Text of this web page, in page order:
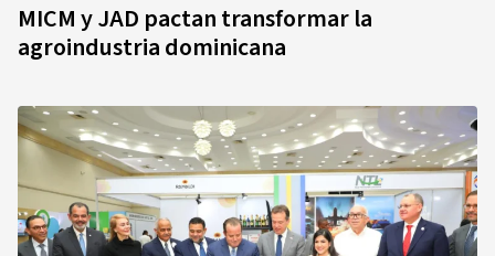
MICM y JAD pactan transformar la
agroindustria dominicana